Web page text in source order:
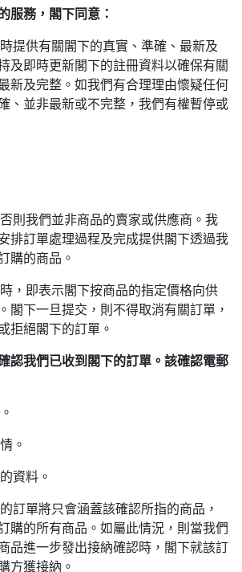
服務，閣下同意：
提供有關閣下的真實、準確、最新及
及即時更新閣下的註冊資料以確保有關
新及完整。如我們有合理理由懷疑任何
、並非最新或不完整，我們有權暫停或
則我們並非商品的賣家或供應商。我
排訂單處理過程及完成提供閣下透過我
購的商品。
，即表示閣下按商品的指定價格向供
閣下一旦提交，則不得取消有關訂單，
拒絕閣下的訂單。
認我們已收到閣下的訂單。該確認電郵
。
資料。
訂單將只會涵蓋該確認所指的商品，
購的所有商品。如屬此情況，則當我們
品進一步發出接納確認時，閣下就該訂
方獲接納。